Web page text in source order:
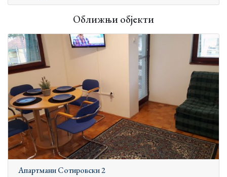
Оближњи објекти
Апартмани Сотировски 2